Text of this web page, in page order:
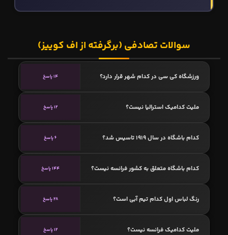
سوالات تصادفی (برگرفته از اف کوییز)
ورزشگاه کی سی در کدام شهر قرار دارد؟ 14 پاسخ
ملیت کدامیک استرالیا نیست؟ 12 پاسخ
کدام باشگاه در سال 1919 تاسیس شد؟ 6 پاسخ
کدام باشگاه متعلق به کشور فرانسه نیست؟ 144 پاسخ
رنگ لباس اول کدام تیم آبی است؟ 28 پاسخ
ملیت کدامیک فرانسه نیست؟ 12 پاسخ